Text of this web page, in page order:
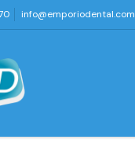
info@emporiodental.com